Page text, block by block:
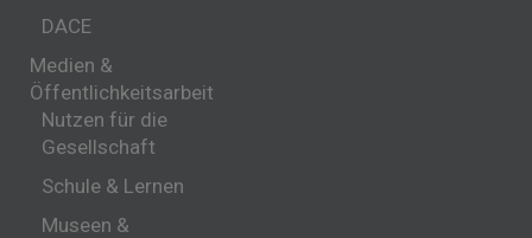
DACE
Medien &
Öffentlichkeitsarbeit
Nutzen für die
Gesellschaft
Schule & Lernen
Museen &